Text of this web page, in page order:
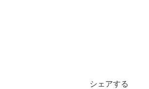
シェアする